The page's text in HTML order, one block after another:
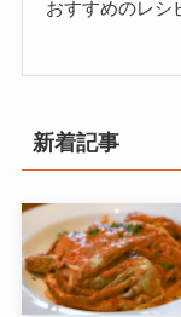
おすすめのレシ
新着記事